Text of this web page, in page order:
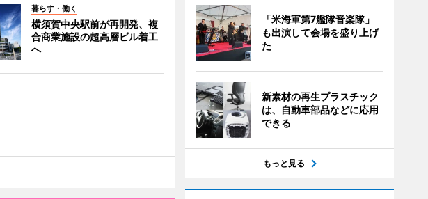
暮らす・働く
横須賀中央駅前が再開発、複
合商業施設の超高層ビル着工
へ
「米海軍第7艦隊音楽隊」
も出演して会場を盛り上げ
た
新素材の再生プラスチック
は、自動車部品などに応用
できる
もっと見る